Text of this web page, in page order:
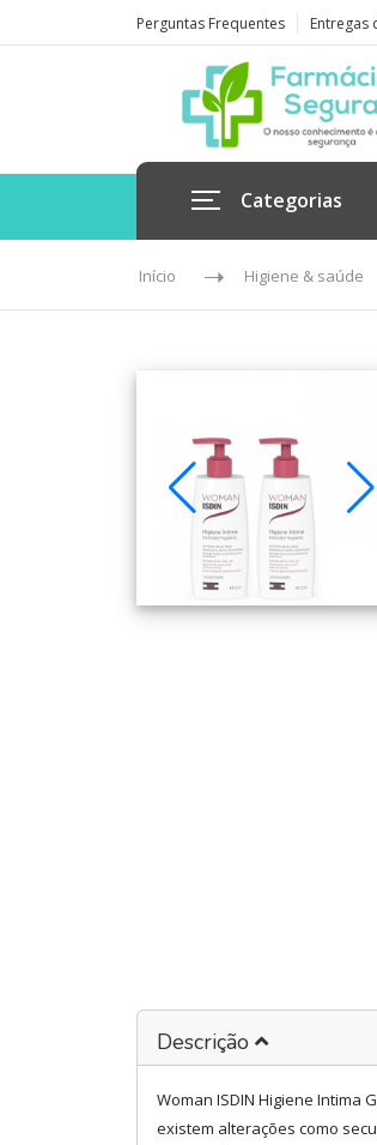
Perguntas Frequentes Entregas
Categorias
Início Higiene & saúde
Descrição
Woman ISDIN Higiene
existem alterações como